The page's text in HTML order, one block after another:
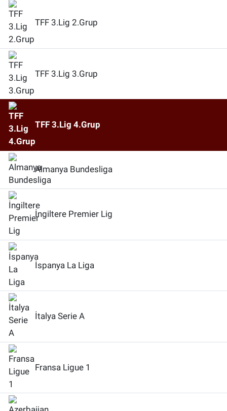
TFF 3.Lig 2.Grup
TFF 3.Lig 3.Grup
TFF 3.Lig 4.Grup
Almanya Bundesliga
İngiltere Premier Lig
İspanya La Liga
İtalya Serie A
Fransa Ligue 1